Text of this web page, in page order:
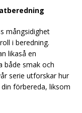
mångsidighet
i beredning.
likaså en
både smak och
serie utforskar hur
förbereda, liksom